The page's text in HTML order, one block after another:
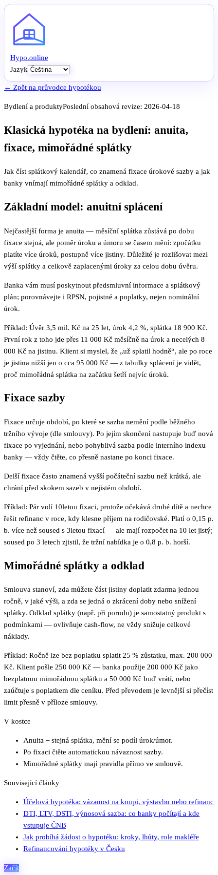
Hypo.online
Jazyk
← Zpět na průvodce hypotékou
Bydlení a produktyPoslední obsahová revize: 2026-04-18
Klasická hypotéka na bydlení: anuita,
fixace, mimořádné splátky
Jak číst splátkový kalendář, co znamená fixace úrokové sazby a jak
banky vnímají mimořádné splátky a odklad.
Základní model: anuitní splácení
Nejčastější forma je anuita — měsíční splátka zůstává po dobu
fixace stejná, ale poměr úroku a úmoru se časem mění: zpočátku
platíte více úroků, postupně více jistiny. Důležité je rozlišovat mezi
výší splátky a celkově zaplacenými úroky za celou dobu úvěru.
Banka vám musí poskytnout předsmluvní informace a splátkový
plán; porovnávejte i RPSN, pojistné a poplatky, nejen nominální
úrok.
Příklad: Úvěr 3,5 mil. Kč na 25 let, úrok 4,2 %, splátka 18 900 Kč.
První rok z toho jde přes 11 000 Kč měsíčně na úrok a necelých 8
000 Kč na jistinu. Klient si myslel, že „už splatil hodně“, ale po roce
je jistina nižší jen o cca 95 000 Kč — z tabulky splácení je vidět,
proč mimořádná splátka na začátku šetří nejvíc úroků.
Fixace sazby
Fixace určuje období, po které se sazba nemění podle běžného
tržního vývoje (dle smlouvy). Po jejím skončení nastupuje buď nová
fixace po vyjednání, nebo pohyblivá sazba podle interního indexu
banky — vždy čtěte, co přesně nastane po konci fixace.
Delší fixace často znamená vyšší počáteční sazbu než krátká, ale
chrání před skokem sazeb v nejistém období.
Příklad: Pár volí 10letou fixaci, protože očekává druhé dítě a nechce
řešit refinanc v roce, kdy klesne příjem na rodičovské. Platí o 0,15 p.
b. více než soused s 3letou fixací — ale mají rozpočet na 10 let jistý;
soused po 3 letech zjistil, že tržní nabídka je o 0,8 p. b. horší.
Mimořádné splátky a odklad
Smlouva stanoví, zda můžete část jistiny doplatit zdarma jednou
ročně, v jaké výši, a zda se jedná o zkrácení doby nebo snížení
splátky. Odklad splátky (např. při porodu) je samostatný produkt s
podmínkami — ovlivňuje cash-flow, ne vždy snižuje celkové
náklady.
Příklad: Ročně lze bez poplatku splatit 25 % zůstatku, max. 200 000
Kč. Klient pošle 250 000 Kč — banka použije 200 000 Kč jako
bezplatnou mimořádnou splátku a 50 000 Kč buď vrátí, nebo
zaúčtuje s poplatkem dle ceníku. Před převodem je levnější si přečíst
limit přesně v příloze smlouvy.
V kostce
Anuita = stejná splátka, mění se podíl úrok/úmor.
Po fixaci čtěte automatickou návaznost sazby.
Mimořádné splátky mají pravidla přímo ve smlouvě.
Související články
Účelová hypotéka: vázanost na koupi, výstavbu nebo refinanc
DTI, LTV, DSTI, výnosová sazba: co banky počítají a kde
vstupuje ČNB
Jak probíhá žádost o hypotéku: kroky, lhůty, role makléře
Refinancování hypotéky v Česku
Začít